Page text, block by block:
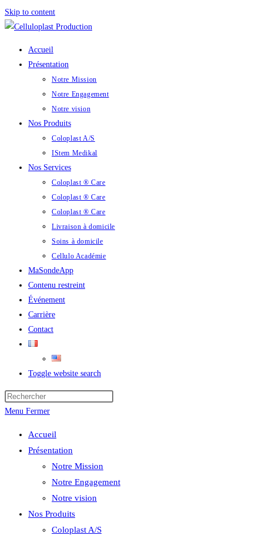
Skip to content
Accueil
Présentation
Notre Mission
Notre Engagement
Notre vision
Nos Produits
Coloplast A/S
IStem Medikal
Nos Services
Coloplast ® Care
Coloplast ® Care
Coloplast ® Care
Livraison à domicile
Soins à domicile
Cellulo Académie
MaSondeApp
Contenu restreint
Événement
Carrière
Contact
Toggle website search
Menu Fermer
Accueil
Présentation
Notre Mission
Notre Engagement
Notre vision
Nos Produits
Coloplast A/S